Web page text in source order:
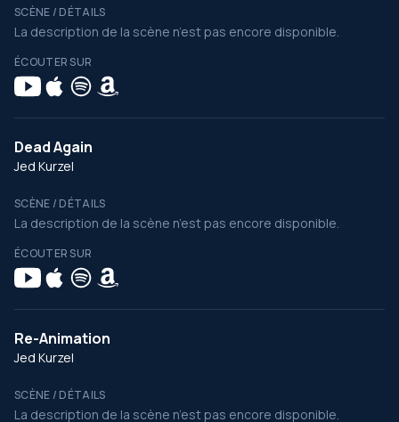
SCÈNE / DÉTAILS
La description de la scène n’est pas encore disponible.
ÉCOUTER SUR
Dead Again
Jed Kurzel
SCÈNE / DÉTAILS
La description de la scène n’est pas encore disponible.
ÉCOUTER SUR
Re-Animation
Jed Kurzel
SCÈNE / DÉTAILS
La description de la scène n’est pas encore disponible.